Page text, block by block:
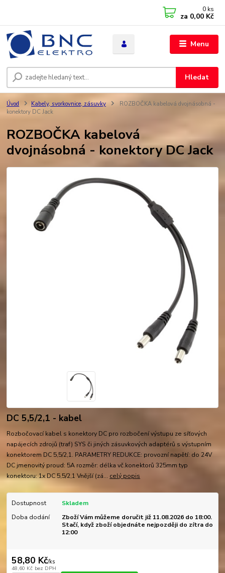
Menu
Hledat
0 ks
za 0,00 Kč
Úvod Kabely, svorkovnice, zásuvky
ROZBOČKA kabelová dvojnásobná -
konektory DC Jack
ROZBOČKA kabelová
dvojnásobná - konektory DC Jack
DC 5,5/2,1 - kabel
Rozbočovací kabel s konektory DC pro rozbočení výstupu ze síťových
napájecích zdrojů (traf) SYS či jiných zásuvkových adaptérů s výstupním
konektorem DC 5,5/2,1. PARAMETRY REDUKCE: provozní napětí: do 24V
DC jmenovitý proud: 5A rozměr: délka vč.konektorů 325mm typ
konektoru: 1x DC 5,5/2,1 Vnější (zá... celý popis
Dostupnost
Skladem
Doba dodání
Zboží Vám můžeme doručit již 11.08.2026 do 18:00.
Stačí, když zboží objednáte nejpozději do zítra do
12:00
58,80 Kč/ks
48,60 Kč bez DPH